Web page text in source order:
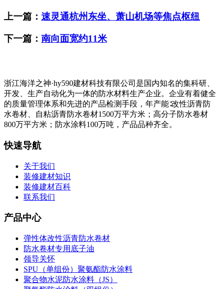
上一篇： 速灵通杭州东坐、萧山机场等焦点枢纽
下一篇： 南向面宽约11米
浙江海洋之神·hy590建材科技有限公司是国内知名的集科研、
开发、生产自动化为一体的防水材料生产企业。企业有着健全
的质量管理体系和先进的产品检测手段，年产能∶改性沥青防
水卷材、自粘沥青防水卷材1500万平方米；高分子防水卷材
800万平方米；防水涂料100万吨，产品品种齐全。
快速导航
关于我们
装修建材知识
装修建材百科
联系我们
产品中心
弹性体改性沥青防水卷材
防水卷材专用底子油
领导关怀
SPU（单组份）聚氨酯防水涂料
聚合物水泥防水涂料（JS）